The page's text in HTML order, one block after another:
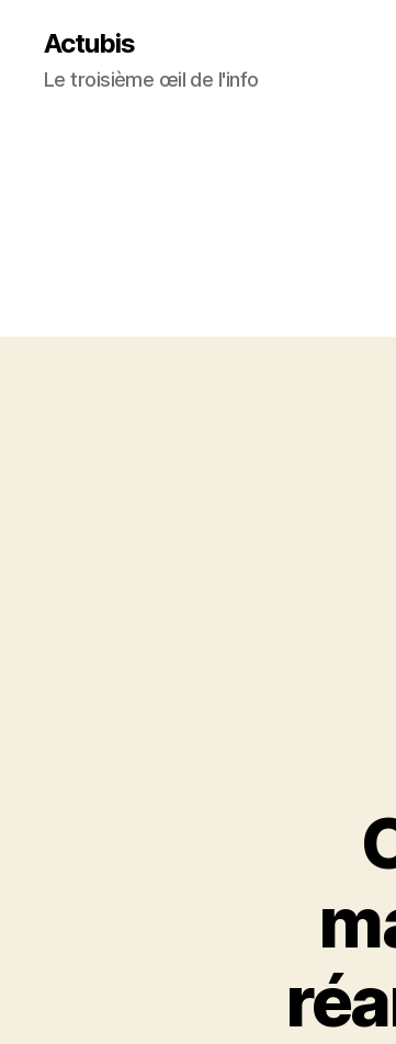
Actubis
Le troisième œil de l'info